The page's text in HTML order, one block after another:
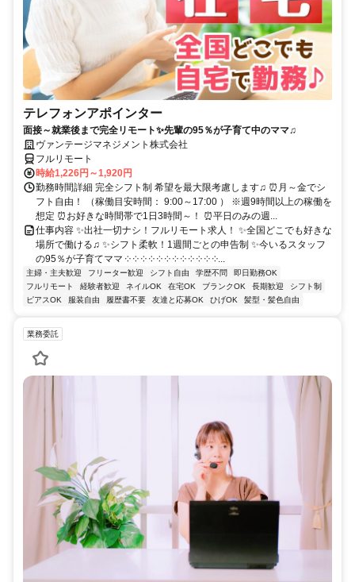
テレフォンアポインター
面接～就業後まで完全リモート✨先輩の95％が子育て中のママ♫
ヴァンテージマネジメント株式会社
フルリモート
時給1,226円～1,920円
勤務時間詳細 完全シフト制 希望を最大限考慮します♫ ⏰月～金でシ
フト自由！ （稼働目安時間： 9:00～17:00 ） ※週9時間以上の稼働を
想定 ⏰お好きな時間帯で1日3時間～！ ⏰平日のみの週...
仕事内容 ✨出社一切ナシ！フルリモート求人！ ✨全国どこでも好きな
場所で働ける♫ ✨シフト柔軟！1週間ごとの申告制 ✨今いるスタッフ
の95％が子育てママ ༶ ༶ ༶ ༶ ༶ ༶ ༶ ༶ ༶ ༶ ༶ ༶...
主婦・主夫歓迎 フリーター歓迎 シフト自由 学歴不問
即日勤務OK
フルリモート
経験者歓迎 ネイルOK 在宅OK ブランクOK 長期歓迎
シフト制
ピアスOK
服装自由 履歴書不要 友達と応募OK ひげOK 髪型・髪色自由
業務委託